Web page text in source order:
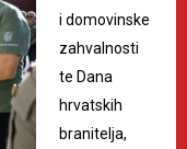
i domovinske
zahvalnosti
te Dana
hrvatskih
branitelja,